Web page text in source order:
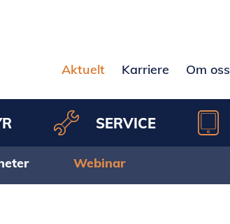
Aktuelt
Karriere Om oss
SERVICE
Webinar